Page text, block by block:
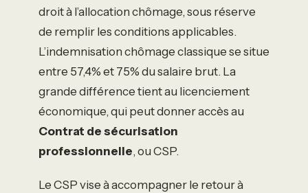
droit à l’allocation chômage, sous réserve
de remplir les conditions applicables.
L’indemnisation chômage classique se situe
entre 57,4% et 75% du salaire brut. La
grande différence tient au licenciement
économique, qui peut donner accès au
Contrat de sécurisation
professionnelle, ou CSP.
Le CSP vise à accompagner le retour à